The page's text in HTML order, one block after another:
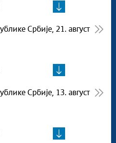
Србије, 21. август
Србије, 13. август